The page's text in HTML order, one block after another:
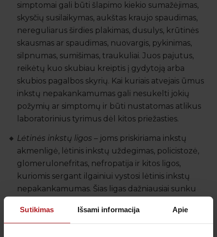
Sutikimas Išsami informacija Apie
simptomai gali būti šlapimo kiekio sumažėjimas,
skysčių susilaikymas, aukštas kraujo spaudimas,
nereguliarus širdies plakimas, dusulys, krūtinės
skausmas ar spaudimas, nuovargis, pykinimas,
silpnumas, sumišimas, traukuliai. Juos pajutus,
reikėtų kuo skubiau kreiptis į gydytoją arba
skubios pagalbos skyrių. Kai kuriais atvejais ūmus
inkstų nepakankamumas gali nesukelti jokių
požymių ar simptomų ir būti nustatomas atlikus
laboratorinius tyrimus dėl kitos priežasties.
Lėtinės inkstų ligos – joms priskiriama inkstų
akmenligė, lėtinis inkstų uždegimas, policistozė,
glomerulonefritas, nefropatija ir kitos ligos,
kuriomis sergant ilgainiui vystosi lėtinis inkstų
nepakankamumas. Šias ligas dažniausiai sunku
šie būna nespecifiniai, tokie kaip pajuodę ir patinę
paakiai, blyški oda, mieguistumas, nuovargis,